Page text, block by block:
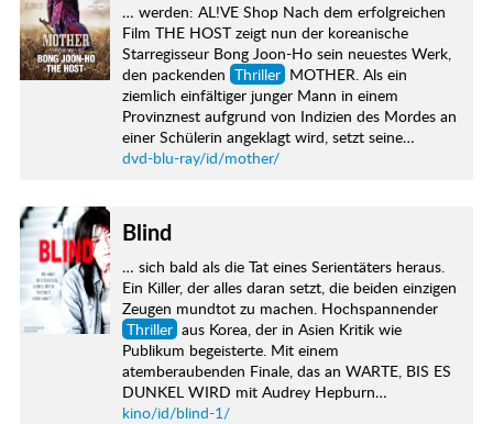
… werden: AL!VE Shop Nach dem erfolgreichen
Film THE HOST zeigt nun der koreanische
Starregisseur Bong Joon-Ho sein neuestes Werk,
den packenden Thriller MOTHER. Als ein
ziemlich einfältiger junger Mann in einem
Provinznest aufgrund von Indizien des Mordes an
einer Schülerin angeklagt wird, setzt seine…
dvd-blu-ray/id/mother/
Blind
… sich bald als die Tat eines Serientäters heraus.
Ein Killer, der alles daran setzt, die beiden einzigen
Zeugen mundtot zu machen. Hochspannender
Thriller aus Korea, der in Asien Kritik wie
Publikum begeisterte. Mit einem
atemberaubenden Finale, das an WARTE, BIS ES
DUNKEL WIRD mit Audrey Hepburn…
kino/id/blind-1/